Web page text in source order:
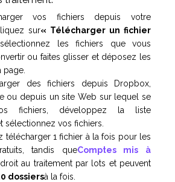
vos fichiers depuis votre
sur« Télécharger un fichier
les fichiers que vous
ou faites glisser et déposez les
page.
des fichiers depuis Dropbox,
ou depuis un site Web sur lequel se
fichiers, développez la liste
sélectionnez vos fichiers.
télécharger 1 fichier à la fois pour les
tandis queComptes mis à
au traitement par lots et peuvent
dossiersà la fois.